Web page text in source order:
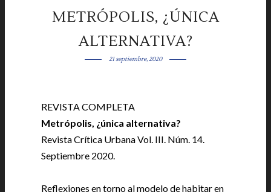
METRÓPOLIS, ¿ÚNICA
ALTERNATIVA?
21 septiembre, 2020
REVISTA COMPLETA
Metrópolis, ¿única alternativa?
Revista Crítica Urbana Vol. III. Núm. 14.
Septiembre 2020.
Reflexiones en torno al modelo de habitar en